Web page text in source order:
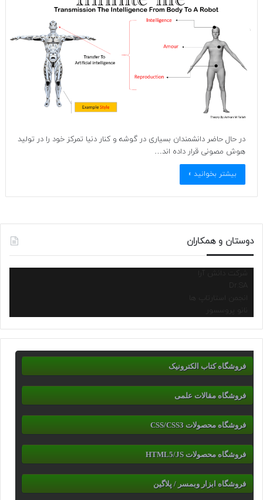
در حال حاضر دانشمندان بسیاری در گوشه و کنار دنیا تمرکز خود را در تولید
هوش مصونی قرار داده اند…
بیشتر بخوانید »
دوستان و همکاران
شرکت دانش آرا
انجمن استارتاپ ها
نانو پروسسور
فروشگاه کتاب الکترونیک
فروشگاه مقالات علمی
فروشگاه محصولات CSS/CSS3
فروشگاه محصولات HTML5/JS
فروشگاه ابزار وبمسر / پلاگین